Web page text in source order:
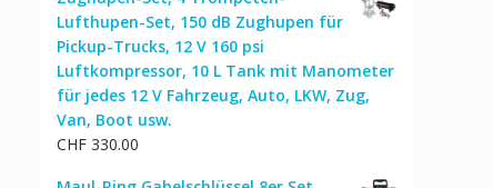
CHF 13.00 CHF 10.00.
Lufthupen-Set, 150 dB Zughupen für
Pickup-Trucks, 12 V 160 psi
Luftkompressor, 10 L Tank mit Manometer
für jedes 12 V Fahrzeug, Auto, LKW, Zug,
Van, Boot usw.
CHF 330.00